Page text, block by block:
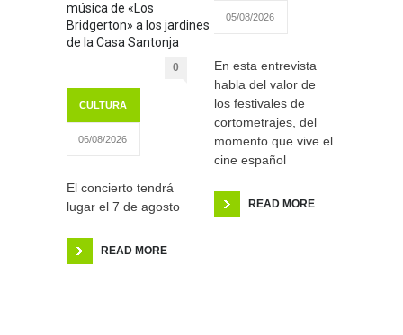
música de «Los
Bridgerton» a los jardines
de la Casa Santonja
0
CULTURA
06/08/2026
El concierto tendrá
lugar el 7 de agosto
READ MORE
05/08/2026
En esta entrevista
habla del valor de
los festivales de
cortometrajes, del
momento que vive el
cine español
READ MORE